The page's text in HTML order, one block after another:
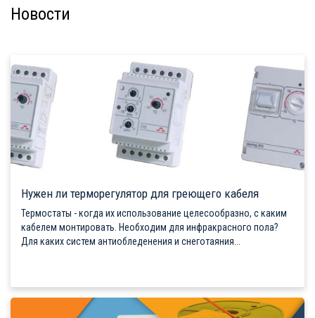
Новости
Нужен ли терморегулятор для греющего кабеля
Термостаты - когда их использование целесообразно, с каким
кабелем монтировать. Необходим для инфракрасного пола?
Для каких систем антиобледенения и снеготаяния...